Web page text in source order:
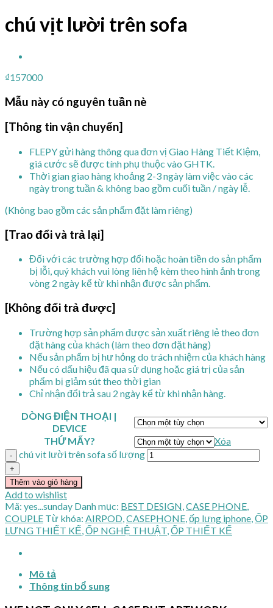
chú vịt lười trên sofa
₫157000
Mẫu này có nguyên tuần nè
[Thông tin vận chuyển]
FLEPY gửi hàng thông qua đơn vị Giao Hàng Tiết Kiệm,
giá cước sẽ được tính phụ thuộc vào GHTK.
Thời gian giao hàng khoảng 2-3 ngày làm việc vào các
ngày trong tuần & không bao gồm cuối tuần / ngày lễ.
(Không bao gồm các sản phẩm đặt làm riêng)
[Trao đổi và trả lại]
Đối với các trường hợp đổi hoặc hoàn tiền do sản phẩm
bị lỗi, quý khách vui lòng liên hệ kèm theo hình ảnh trong
vòng 2 ngày kể từ khi nhận được sản phẩm.
[Không đổi trả được]
Trường hợp sản phẩm được sản xuất riêng lẻ theo đơn
đặt hàng của khách (làm theo đơn đặt hàng)
Nếu sản phẩm bị hư hỏng do trách nhiệm của khách hàng
Nếu có dấu hiệu đã qua sử dụng hoặc giá trị của sản
phẩm bị giảm sút theo thời gian
Chỉ nhận đổi trả sau 2 ngày kể từ khi nhận hàng.
DÒNG ĐIỆN THOẠI |
DEVICE
THỨ MẤY?
Xóa
chú vịt lười trên sofa số lượng
Thêm vào giỏ hàng
Add to wishlist
Mã: yes...sunday Danh mục: BEST DESIGN,CASE PHONE,
COUPLE Từ khóa: AIRPOD,CASEPHONE,ốp lưng iphone,ỐP
LƯNG THIẾT KẾ,ỐP NGHỆ THUẬT,ỐP THIẾT KẾ
Mô tả
Thông tin bổ sung